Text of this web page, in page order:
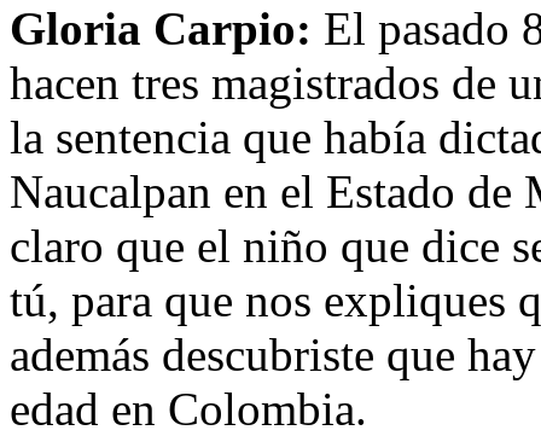
Gloria Carpio: El pasado
hacen tres magistrados de
la sentencia que había
Naucalpan en el Estado de
claro que el niño que dice
tú, para que nos expliques
además descubriste que
edad en Colombia.